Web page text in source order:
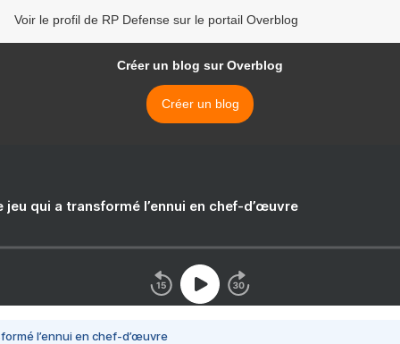
Voir le profil de RP Defense sur le portail Overblog
Créer un blog sur Overblog
Créer un blog
jeu qui a transformé l’ennui en chef-d’œuvre
l’ennui en chef-d’œuvre